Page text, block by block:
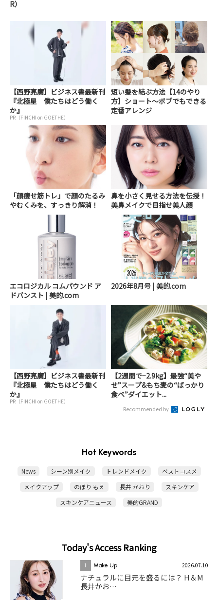
R）
【西野亮廣】ビジネス書最新刊
『北極星 僕たちはどう働く
か』
PR（FINCHI on GOETHE）
短い髪を結ぶ方法【14のやり
方】ショート～ボブでもできる
定番アレンジ
「顔痩せ筋トレ」で顔のたるみ
やむくみを、すっきり解消！
鼻を小さく見せる方法を伝授！
美鼻メイクで目指せ美人顔
エコロジカル コムパウンド ア
ドバンスト | 美的.com
2026年8月号 | 美的.com
【西野亮廣】ビジネス書最新刊
『北極星 僕たちはどう働く
か』
PR（FINCHI on GOETHE）
【2週間で−2.9kg】最強“美や
せ”スープ&もち麦の“ばっかり
食べ”ダイエット...
Recommended by
Hot Keywords
News シーン別メイク トレンドメイク
ベストコスメ
メイクアップ
のぼり もえ 長井 かおり
スキンケア
スキンケアニュース
美的GRAND
Today's Access Ranking
1 Make Up 2026.07.10
ナチュラルに目元を盛るには？ H＆M
長井かお…